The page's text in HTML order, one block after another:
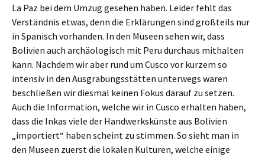
La Paz bei dem Umzug gesehen haben. Leider fehlt das
Verständnis etwas, denn die Erklärungen sind großteils nur
in Spanisch vorhanden. In den Museen sehen wir, dass
Bolivien auch archäologisch mit Peru durchaus mithalten
kann. Nachdem wir aber rund um Cusco vor kurzem so
intensiv in den Ausgrabungsstätten unterwegs waren
beschließen wir diesmal keinen Fokus darauf zu setzen.
Auch die Information, welche wir in Cusco erhalten haben,
dass die Inkas viele der Handwerkskünste aus Bolivien
„importiert“ haben scheint zu stimmen. So sieht man in
den Museen zuerst die lokalen Kulturen, welche einige